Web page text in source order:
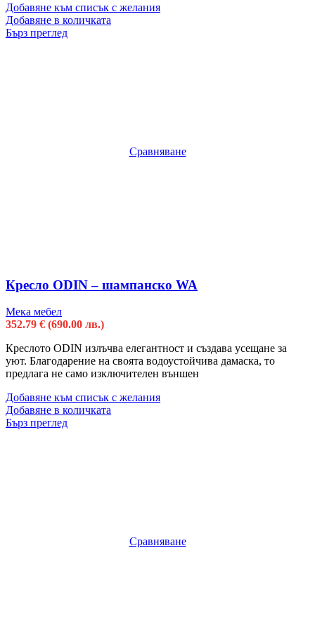
Добавяне към списък с желания
Добавяне в количката
Бърз преглед
Сравняване
Кресло ODIN – шампанско WA
Мека мебел
352.79 € (690.00 лв.)
Креслото ODIN излъчва елегантност и създава усещане за
уют. Благодарение на своята водоустойчива дамаска, то
предлага не само изключителен външен
Добавяне към списък с желания
Добавяне в количката
Бърз преглед
Сравняване